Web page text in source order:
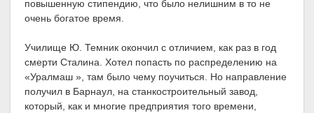
повышенную стипендию, что было нелишним в то не
очень богатое время.
Училище Ю. Темник окончил с отличием, как раз в год
смерти Сталина. Хотел попасть по распределению на
«Уралмаш », там было чему поучиться. Но направление
получил в Барнаул, на станкостроительный завод,
который, как и многие предприятия того времени,